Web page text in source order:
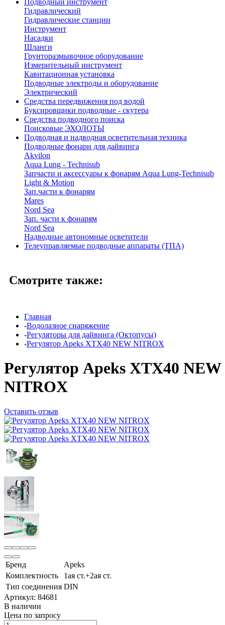
Подводный инструмент
Гидравлический
Гидравлические станции
Инструмент
Насадки
Шланги
Грунторазмывочное оборудование
Измерительный инструмент
Кавитационная установка
Подводные электроды и оборудование
Электрический
Средства передвижения под водой
Буксировщики подводные - скутера
Средства подводного поиска
Поисковые ЭХОЛОТЫ
Подводная и надводная осветительная техника
Подводные фонари для дайвинга
Akvilon
Aqua Lung - Technisub
Запчасти и аксессуары к фонарям Aqua Lung-Technisub
Light & Motion
Зап.части к фонарям
Mares
Nord Sea
Зап. части к фонарям
Nord Sea
Надводные автономные осветители
Телеуправляемые подводные аппараты (ТПА)
Смотрите также:
Главная
-Водолазное снаряжение
-Регуляторы для дайвинга (Октопусы)
-Регулятор Apeks XTX40 NEW NITROX
Регулятор Apeks XTX40 NEW
NITROX
Оставить отзыв
Бренд
Apeks
Комплектность
1ая ст.+2ая ст.
Тип соединения DIN
Артикул: 84681
В наличии
Цена по запросу